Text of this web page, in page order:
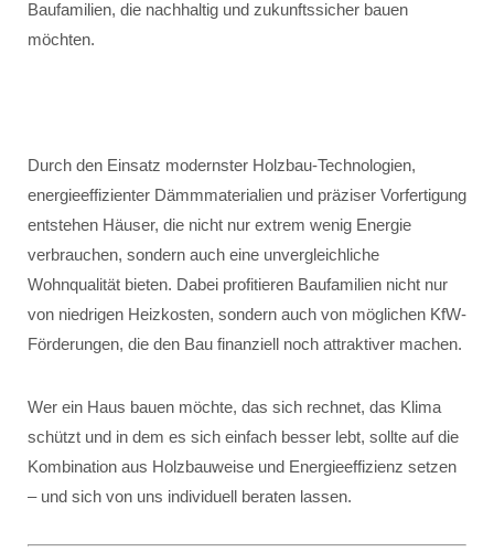
Baufamilien, die nachhaltig und zukunftssicher bauen
möchten.
Durch den Einsatz modernster Holzbau-Technologien,
energieeffizienter Dämmmaterialien und präziser Vorfertigung
entstehen Häuser, die nicht nur extrem wenig Energie
verbrauchen, sondern auch eine unvergleichliche
Wohnqualität bieten. Dabei profitieren Baufamilien nicht nur
von niedrigen Heizkosten, sondern auch von möglichen KfW-
Förderungen, die den Bau finanziell noch attraktiver machen.
Wer ein Haus bauen möchte, das sich rechnet, das Klima
schützt und in dem es sich einfach besser lebt, sollte auf die
Kombination aus Holzbauweise und Energieeffizienz setzen
– und sich von uns individuell beraten lassen.